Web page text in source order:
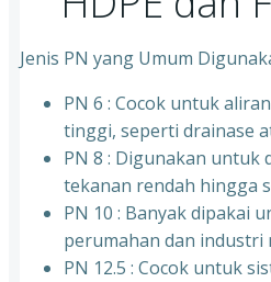
Jenis PN yang Umum
PN 6 : Cocok untuk
tinggi, seperti drainase
PN 8 : Digunakan untuk
tekanan rendah hingga
PN 10 : Banyak dipakai
perumahan dan industri
⁠PN 12.5 : Cocok untuk